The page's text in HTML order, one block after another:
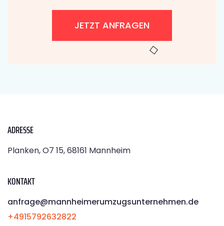
JETZT ANFRAGEN
ADRESSE
Planken, O7 15, 68161 Mannheim
KONTAKT
anfrage@mannheimerumzugsunternehmen.de
+4915792632822